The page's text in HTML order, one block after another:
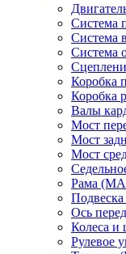
Система
Система
Система
Коробка
Коробка
Валы
Мост
Мост
Мост
Рама
Ось
Колеса
Рулевое